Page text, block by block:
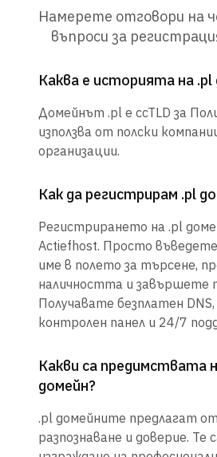
Намерете отговори на
въпроси за
Каква е историята на .pl
Домейнът .pl е ccTLD за
използва от полски
организации.
Как да регистрирам .pl
Регистрирането на .pl
Actiefhost. Просто
име в полето за търсене,
наличността и завършете
Получавате безплатен DNS,
контролен панел и 24/7
Какви са предимствата
домейн?
.pl домейните предлагат
разпознаване и доверие. Те